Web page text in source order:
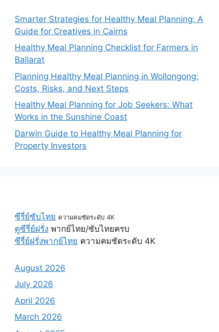
Smarter Strategies for Healthy Meal Planning: A
Guide for Creatives in Cairns
Healthy Meal Planning Checklist for Farmers in
Ballarat
Planning Healthy Meal Planning in Wollongong:
Costs, Risks, and Next Steps
Healthy Meal Planning for Job Seekers: What
Works in the Sunshine Coast
Darwin Guide to Healthy Meal Planning for
Property Investors
ซีรี่ย์ซับไทย ความคมชัดระดับ 4K
ดูซีรี่ย์ฝรั่ง พากย์ไทย/ซับไทยครบ
ซีรี่ย์ฝรั่งพากย์ไทย ความคมชัดระดับ 4K
August 2026
July 2026
April 2026
March 2026